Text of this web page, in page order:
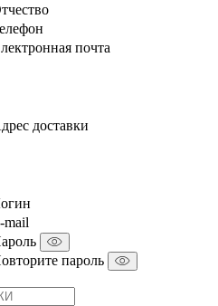
почта
доставки
mail
пароль